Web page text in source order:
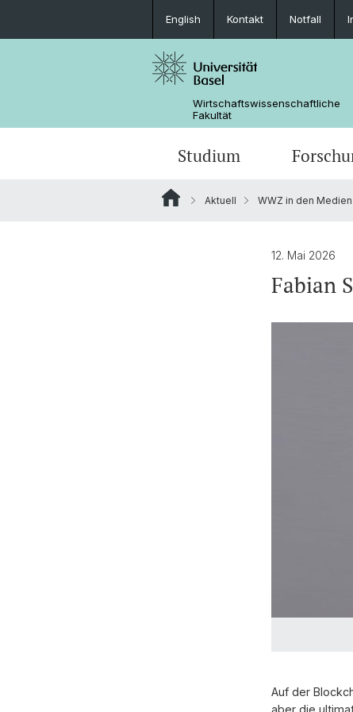
English Kontakt Notfall
Wirtschaftswissenschaftliche
Fakultät
Studium
Aktuell WWZ in den Medien
12. Mai 2026
Fabian
Auf der
aber die